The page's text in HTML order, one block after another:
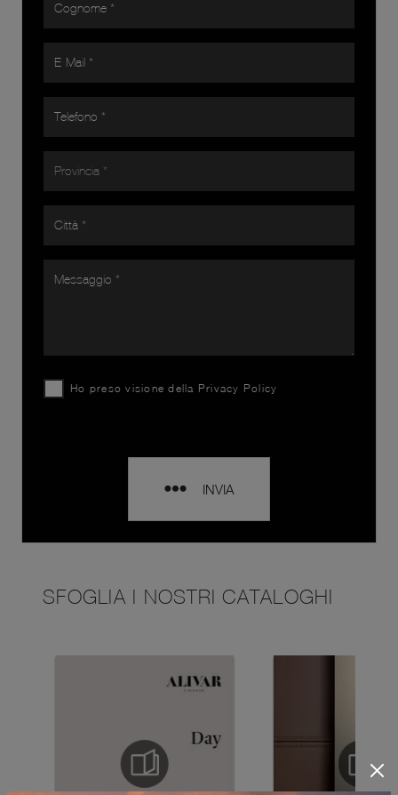
Ho preso visione della Privacy Policy
INVIA
SFOGLIA I NOSTRI CATALOGHI